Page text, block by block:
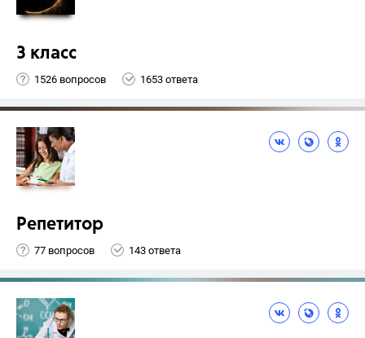
3 класс
1526 вопросов 1653 ответа
Репетитор
77 вопросов 143 ответа